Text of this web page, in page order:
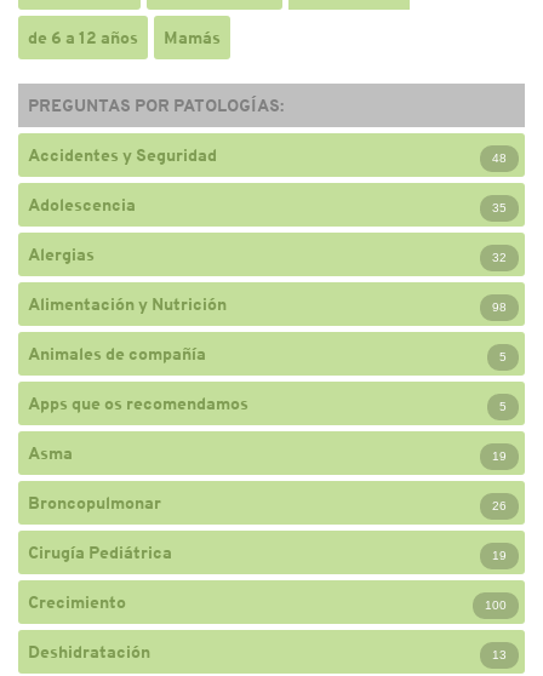
de 6 a 12 años Mamás
PREGUNTAS POR PATOLOGÍAS:
Accidentes y Seguridad 48
Adolescencia 35
Alergias 32
Alimentación y Nutrición 98
Animales de compañía 5
Apps que os recomendamos 5
Asma 19
Broncopulmonar 26
Cirugía Pediátrica 19
Crecimiento 100
Deshidratación 13